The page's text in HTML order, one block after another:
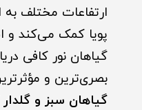
ارتفاعات مختلف
پویا کمک می‌کند و
گیاهان نور کافی
بصری‌ترین و
گیاهان سبز و